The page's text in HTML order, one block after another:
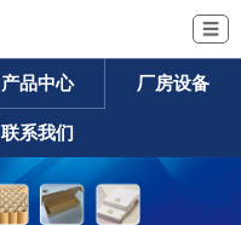
☰
产品中心 厂房设备
联系我们